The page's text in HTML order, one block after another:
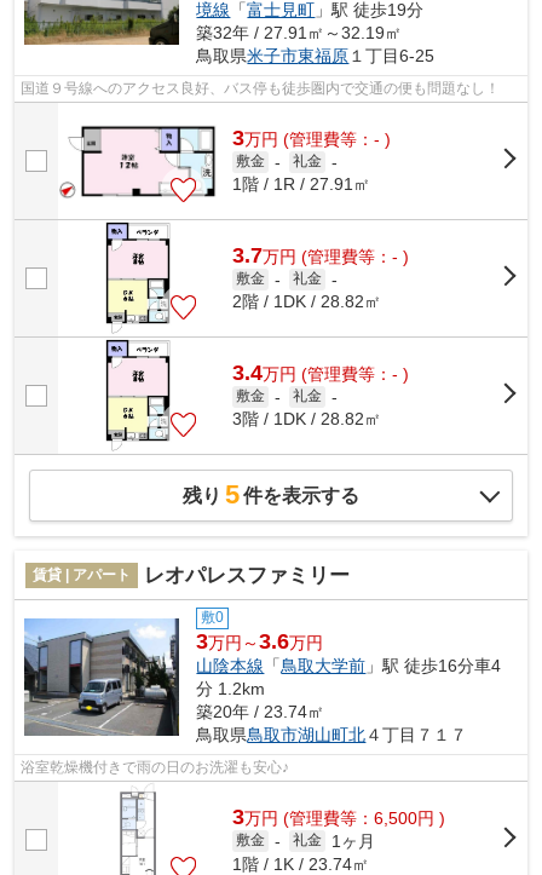
境線 「富士見町 」駅 徒歩19分
築32年 / 27.91㎡～32.19㎡
鳥取県米子市東福原 １丁目6-25
国道９号線へのアクセス良好、バス停も徒歩圏内で交通の便も問題なし！
3万円 (管理費等：- )
敷金 - 礼金 -
1階 / 1R / 27.91㎡
3.7万円 (管理費等：- )
敷金 - 礼金 -
2階 / 1DK / 28.82㎡
3.4万円 (管理費等：- )
敷金 - 礼金 -
3階 / 1DK / 28.82㎡
残り 5件を表示する
賃貸 | アパート レオパレスファミリー
敷0
3万円～3.6万円
山陰本線 「鳥取大学前 」駅 徒歩16分車4
分 1.2km
築20年 / 23.74㎡
鳥取県鳥取市湖山町北４丁目７１７
浴室乾燥機付きで雨の日のお洗濯も安心♪
3万円 (管理費等：6,500円 )
敷金 - 礼金
1ヶ月
1階 / 1K / 23.74㎡